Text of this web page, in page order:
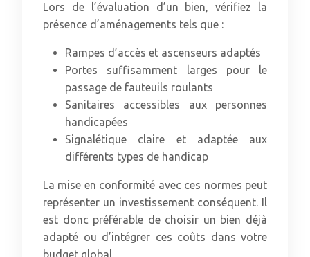
Lors de l’évaluation d’un bien, vérifiez la
présence d’aménagements tels que :
Rampes d’accès et ascenseurs adaptés
Portes suffisamment larges pour le
passage de fauteuils roulants
Sanitaires accessibles aux personnes
handicapées
Signalétique claire et adaptée aux
différents types de handicap
La mise en conformité avec ces normes peut
représenter un investissement conséquent. Il
est donc préférable de choisir un bien déjà
adapté ou d’intégrer ces coûts dans votre
budget global.